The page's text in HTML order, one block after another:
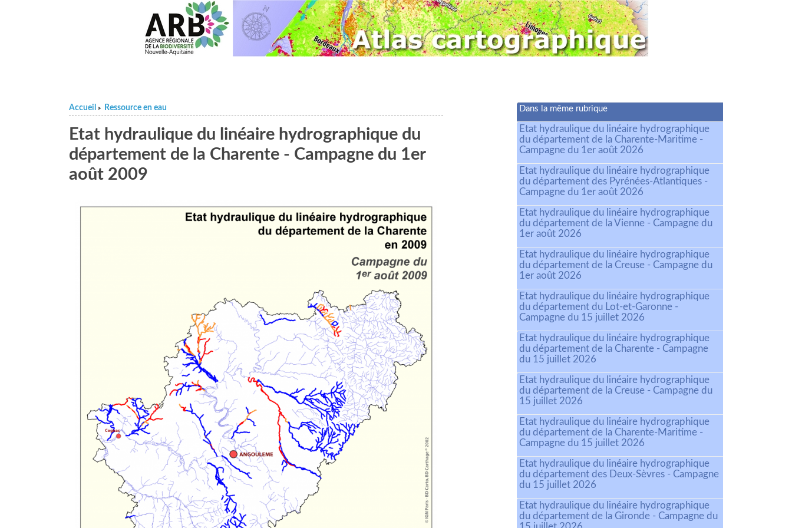
Accueil > Ressource en eau
Etat hydraulique du linéaire hydrographique du
département de la Charente - Campagne du 1er
août 2009
Dans la même rubrique
Etat hydraulique du linéaire hydrographique
du département de la Charente-Maritime -
Campagne du 1er août 2026
Etat hydraulique du linéaire hydrographique
du département des Pyrénées-Atlantiques -
Campagne du 1er août 2026
Etat hydraulique du linéaire hydrographique
du département de la Vienne - Campagne du
1er août 2026
Etat hydraulique du linéaire hydrographique
du département de la Creuse - Campagne du
1er août 2026
Etat hydraulique du linéaire hydrographique
du département du Lot-et-Garonne -
Campagne du 15 juillet 2026
Etat hydraulique du linéaire hydrographique
du département de la Charente - Campagne
du 15 juillet 2026
Etat hydraulique du linéaire hydrographique
du département de la Creuse - Campagne du
15 juillet 2026
Etat hydraulique du linéaire hydrographique
du département de la Charente-Maritime -
Campagne du 15 juillet 2026
Etat hydraulique du linéaire hydrographique
du département des Deux-Sèvres - Campagne
du 15 juillet 2026
Etat hydraulique du linéaire hydrographique
du département de la Gironde - Campagne du